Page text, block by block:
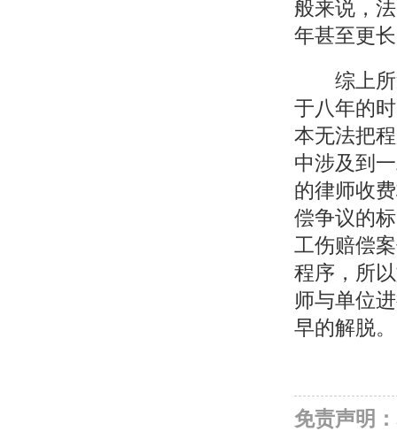
般来说，
年甚至更
综上所
于八年的
本无法把
中涉及到
的律师收
偿争议的
工伤赔偿
程序，所
师与单位
早的解脱。
免责声明：